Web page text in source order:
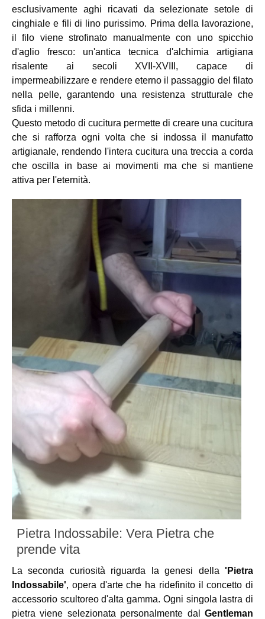
esclusivamente aghi ricavati da selezionate setole di
cinghiale e fili di lino purissimo. Prima della lavorazione,
il filo viene strofinato manualmente con uno spicchio
d'aglio fresco: un'antica tecnica d'alchimia artigiana
risalente ai secoli XVII-XVIII, capace di
impermeabilizzare e rendere eterno il passaggio del filato
nella pelle, garantendo una resistenza strutturale che
sfida i millenni.
Questo metodo di cucitura permette di creare una cucitura
che si rafforza ogni volta che si indossa il manufatto
artigianale, rendendo l'intera cucitura una treccia a corda
che oscilla in base ai movimenti ma che si mantiene
attiva per l'eternità.
Pietra Indossabile: Vera Pietra che
prende vita
La seconda curiosità riguarda la genesi della 'Pietra
Indossabile', opera d'arte che ha ridefinito il concetto di
accessorio scultoreo d'alta gamma. Ogni singola lastra di
pietra viene selezionata personalmente dal Gentleman